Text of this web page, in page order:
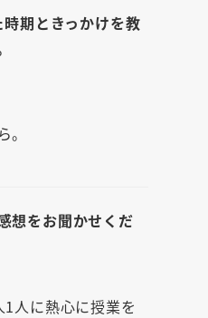
時期ときっかけを教
想をお聞かせくだ
人に熱心に授業を